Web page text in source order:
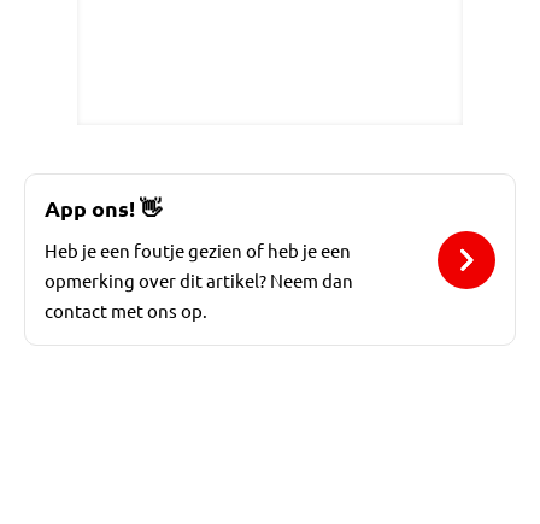
App ons!👋
Heb je een foutje gezien of heb je een
opmerking over dit artikel? Neem dan
contact met ons op.